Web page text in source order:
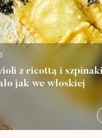
z ricottą i
jak we włoskiej